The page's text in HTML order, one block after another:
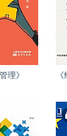
理》